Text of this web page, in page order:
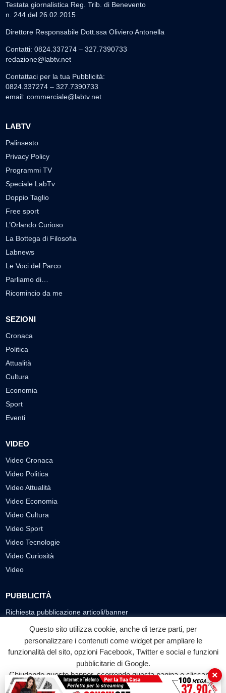
Testata giornalistica Reg. Trib. di Benevento
n. 244 del 26.02.2015
Direttore Responsabile Dott.ssa Oliviero Antonella
Contatti: 0824.337274 – 327.7390733
redazione@labtv.net
Contattaci per la tua Pubblicità:
0824.337274 – 327.7390733
email: commerciale@labtv.net
LABTV
Palinsesto
Privacy Policy
Programmi TV
Speciale LabTv
Doppio Taglio
Free sport
L’Orlando Curioso
La Bottega di Filosofia
Labnews
Le Voci del Parco
Parliamo di…
Ricomincio da me
SEZIONI
Cronaca
Politica
Attualità
Cultura
Economia
Sport
Eventi
VIDEO
Video Cronaca
Video Politica
Video Attualità
Video Economia
Video Cultura
Video Sport
Video Tecnologie
Video Curiosità
Video
PUBBLICITÀ
Richiesta pubblicazione articoli/banner
SEGUICI SUI SOCIAL
f
Facebook
◎ ▶
YouTube
Questo sito utilizza cookie, anche di terze parti, per
personalizzare i contenuti come widget per ampliare le
funzionalità del sito, opzioni Facebook, Twitter e social e funzioni
pubblicitarie di Google.
Chiudendo questo banner, scorrendo questa pagina o cliccando
su qualunque suo elemento acconsenti all'uso dei cookie.
×